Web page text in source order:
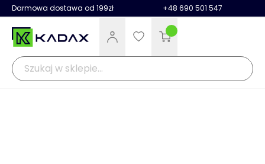
Darmowa dostawa od 199zł +48 690 501 547